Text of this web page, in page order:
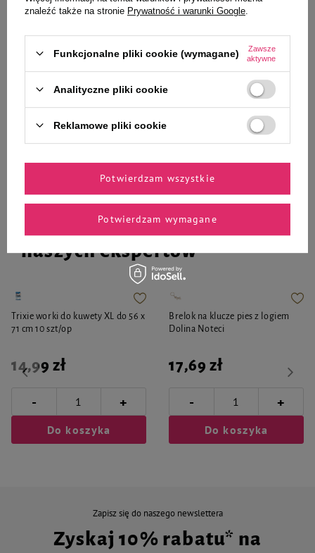
19,99 zł
- +
14,99 zł
Do koszyka
Zaufane i polecane przez
naszych ekspertów
Trixie worki do kuwety XL do 56 x
71 cm 10 szt/op
14,99 zł
- +
Do koszyka
Brelok na klucze pies z logiem
Dolina Noteci
17,69 zł
- +
Do koszyka
Zapisz się do naszego newslettera
Zyskaj 10% rabatu* na
znaleźć także na stronie Prywatność i warunki Google
Funkcjonalne pliki cookie (wymagane)
Zawsze
aktywne
Analityczne pliki cookie
Reklamowe pliki cookie
Potwierdzam wymagane
Potwierdzam wszystkie